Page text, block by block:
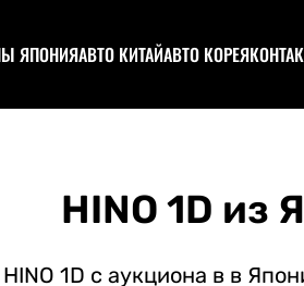
ЯПОНИЯ
под полную пошлину
АВТО КИТАЙАВТО КОРЕЯ
HINO 1D из
1D с аукциона в в